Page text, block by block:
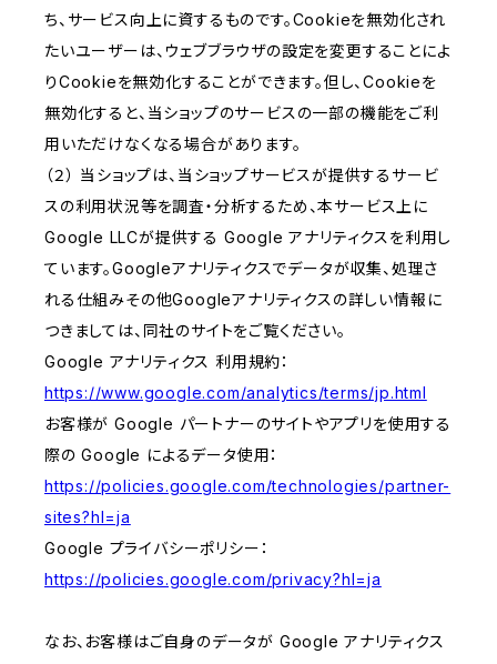
ち、サービス向上に資するものです。Cookieを無効化され
たいユーザーは、ウェブブラウザの設定を変更することによ
りCookieを無効化することができます。但し、Cookieを
無効化すると、当ショップのサービスの一部の機能をご利
用いただけなくなる場合があります。
（２） 当ショップは、当ショップサービスが提供するサービ
スの利用状況等を調査・分析するため、本サービス上に
Google LLCが提供する Google アナリティクスを利用し
ています。Googleアナリティクスでデータが収集、処理さ
れる仕組みその他Googleアナリティクスの詳しい情報に
つきましては、同社のサイトをご覧ください。
Google アナリティクス 利用規約：
https://www.google.com/analytics/terms/jp.html
お客様が Google パートナーのサイトやアプリを使用する
際の Google によるデータ使用：
https://policies.google.com/technologies/partner-
sites?hl=ja
Google プライバシーポリシー：
https://policies.google.com/privacy?hl=ja
なお、お客様はご自身のデータが Google アナリティクス